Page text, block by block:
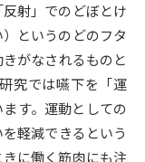
グラムから探す
イブ
資料検索
射」でのどぼとけ
というのどのフタ
がなされるものと
究では嚥下を「運
す。運動としての
軽減できるという
に働く筋肉にも注